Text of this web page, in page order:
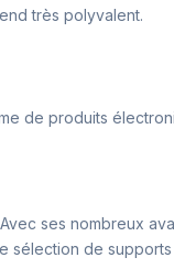
très polyvalent.
de produits
ses nombreux
sélection de supports